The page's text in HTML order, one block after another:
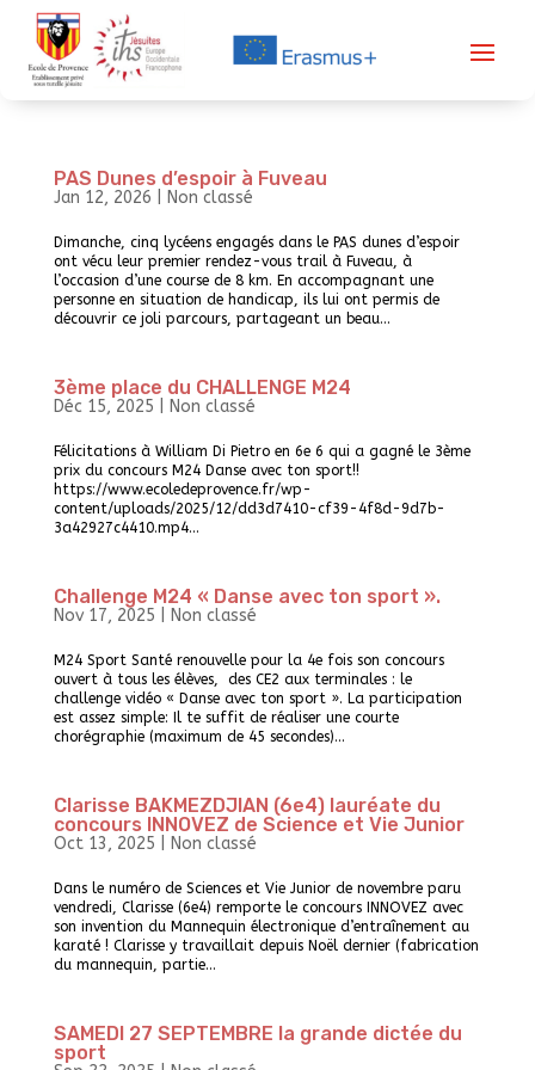
PAS Dunes d’espoir à Fuveau
Jan 12, 2026 Non classé
Dimanche, cinq lycéens engagés dans le PAS dunes d’espoir
ont vécu leur premier rendez-vous trail à Fuveau, à
l’occasion d’une course de 8 km. En accompagnant une
personne en situation de handicap, ils lui ont permis de
découvrir ce joli parcours, partageant un beau...
3ème place du CHALLENGE M24
Déc 15, 2025 Non classé
Félicitations à William Di Pietro en 6e 6 qui a gagné le 3ème
prix du concours M24 Danse avec ton sport!!
https://www.ecoledeprovence.fr/wp-
content/uploads/2025/12/dd3d7410-cf39-4f8d-9d7b-
3a42927c4410.mp4...
Challenge M24 « Danse avec ton sport ».
Nov 17, 2025 Non classé
M24 Sport Santé renouvelle pour la 4e fois son concours
ouvert à tous les élèves, des CE2 aux terminales : le
challenge vidéo « Danse avec ton sport ». La participation
est assez simple: Il te suffit de réaliser une courte
chorégraphie (maximum de 45 secondes)...
Clarisse BAKMEZDJIAN (6e4) lauréate du
concours INNOVEZ de Science et Vie Junior
Oct 13, 2025 Non classé
Dans le numéro de Sciences et Vie Junior de novembre paru
vendredi, Clarisse (6e4) remporte le concours INNOVEZ avec
son invention du Mannequin électronique d’entraînement au
karaté ! Clarisse y travaillait depuis Noël dernier (fabrication
du mannequin, partie...
SAMEDI 27 SEPTEMBRE la grande dictée du
sport